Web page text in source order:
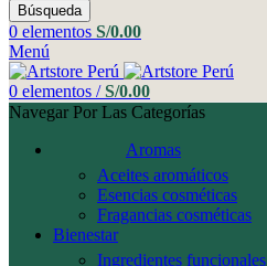
Búsqueda
0 elementos S/0.00
Menú
0 elementos / S/0.00
Navegar Por Las Categorías
Aromas
Aceites aromáticos
Esencias cosméticas
Fragancias cosméticas
Bienestar
Ingredientes funcionales